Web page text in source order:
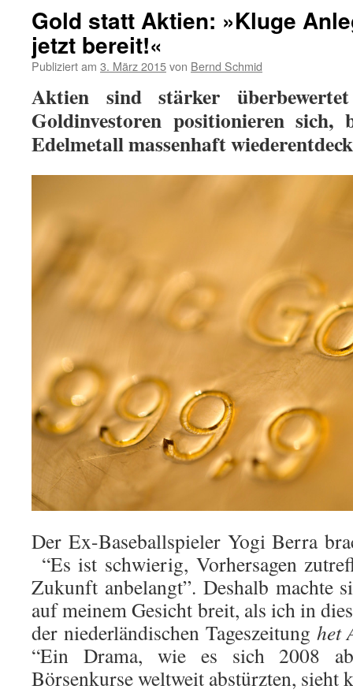
Gold statt Aktien: »Kluge
jetzt bereit!«
Publiziert am 3. März 2015von Bernd Schmid
Aktien sind stärker
Goldinvestoren positionieren sich,
Edelmetall massenhaft
Der Ex-Baseballspieler Yogi Berra
“Es ist schwierig, Vorhersagen
Zukunft anbelangt”. Deshalb machte
auf meinem Gesicht breit, als ich in
der niederländischen Tageszeitung het
“Ein Drama, wie es sich 2008
Börsenkurse weltweit abstürzten, sieht